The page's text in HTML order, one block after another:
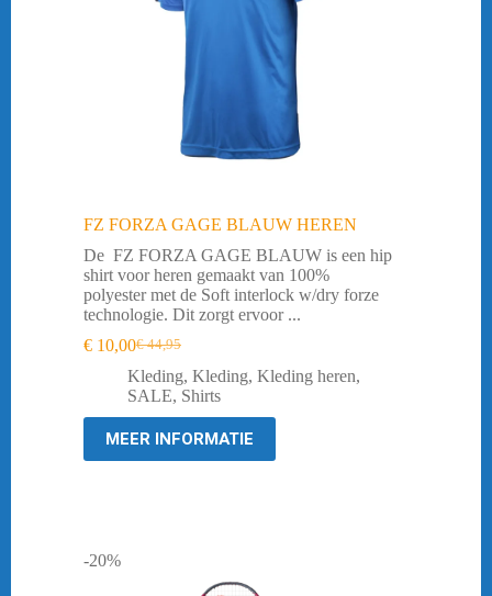
FZ FORZA GAGE BLAUW HEREN
De FZ FORZA GAGE BLAUW is een hip
shirt voor heren gemaakt van 100%
polyester met de Soft interlock w/dry forze
technologie. Dit zorgt ervoor ...
€44,95
Oorspronkelijke
prijs
was:
€ 10,00Huidige
prijs
is:
Kleding, Kleding, Kleding heren,
SALE, Shirts
MEER INFORMATIE
-20%